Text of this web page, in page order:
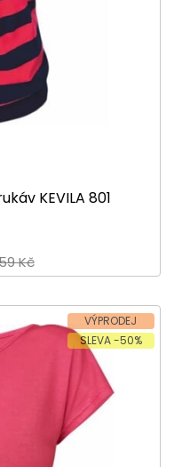
KEVILA 801
Kč
VÝPRODEJ
SLEVA -50%